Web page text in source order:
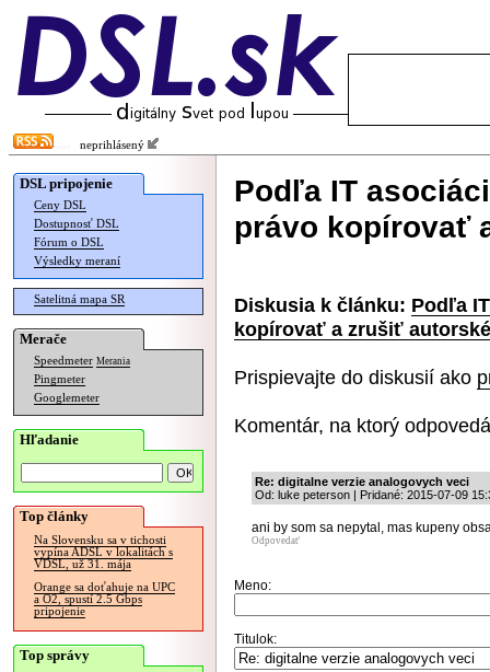
neprihlásený
DSL pripojenie
Ceny DSL
Dostupnosť DSL
Fórum o DSL
Výsledky meraní
Satelitná mapa SR
Merače
Speedmeter Merania
Pingmeter
Googlemeter
Hľadanie
Top články
Na Slovensku sa v tichosti
vypína ADSL v lokalitách s
VDSL, už 31. mája
Orange sa doťahuje na UPC
a O2, spustí 2.5 Gbps
pripojenie
Top správy
Podľa IT
právo kopírovať
Diskusia k článku: Podľa
kopírovať a zrušiť
Prispievajte do diskusií ako
Komentár, na ktorý
Re: digitalne verzie analogovych veci
Od: luke peterson | Pridané: 2015-07-09
ani by som sa nepytal, mas kupeny
Odpovedať
Meno:
Titulok: